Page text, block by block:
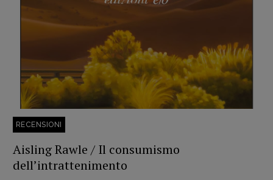
RECENSIONI
Aisling Rawle / Il consumismo
dell’intrattenimento